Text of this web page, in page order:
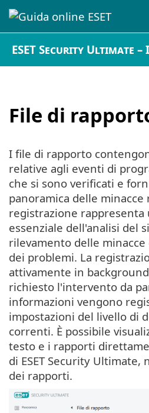
ESET Security Ultimate –
File di
I file di rapporto
relative agli eventi di
che si sono verificati e
panoramica delle minacce
registrazione rappresenta
essenziale dell'analisi del
rilevamento delle
dei problemi. La
attivamente in
richiesto l'intervento da
informazioni vengono
impostazioni del livello di
correnti. È possibile
testo e i rapporti
di ESET Security Ultimate,
dei rapporti.